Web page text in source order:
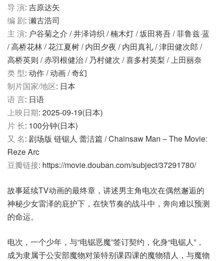
导 演: 吉原达矢
编 剧: 濑古浩司
主 演: 户谷菊之介 / 井泽诗织 / 楠木灯 / 坂田将吾 / 菲鲁兹·蓝
/ 高桥花林 / 花江夏树 / 内田夕夜 / 内田真礼 / 津田健次郎 /
高桥英则 / 赤羽根健治 / 乃村健次 / 喜多村英梨 / 上田丽奈
类 型: 动作 / 动画 / 奇幻
制片国家/地区: 日本
语 言: 日语
上映日期: 2025-09-19(日本)
片 长: 100分钟(日本)
又 名: 剧场版 链锯人 蕾洁篇 / Chainsaw Man – The Movie:
Reze Arc
豆瓣链接: https://movie.douban.com/subject/37291780/
故事延续TV动画的最终章，讲述男主角电次在偶然邂逅的
神秘少女雷泽的庇护下，在快节奏的战斗中，奔向难以预测
的命运。
电次，一个少年，与“电锯恶魔”签订契约，化身“电锯人”，
成为隶属于公安部魔物对策特别课四课的魔物猎人，与魔物